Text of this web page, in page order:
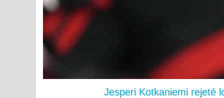
Jesperi Kotkaniemi rejeté